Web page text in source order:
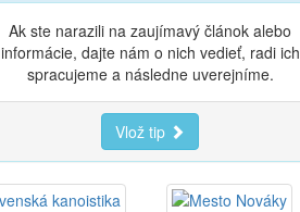
Ak ste narazili na zaujímavý článok alebo
informácie, dajte nám o nich vedieť, radi ich
spracujeme a následne uverejníme.
Vlož tip